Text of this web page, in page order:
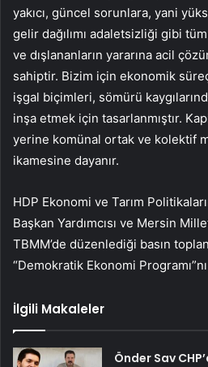
yakıcı, güncel sorunlara, yani
gelir dağılımı adaletsizliği gibi
ve dışlananların yararına acil
sahiptir. Bizim için ekonomik
işgal biçimleri, sömürü
inşa etmek için tasarlanmıştır.
yerine komünal ortak ve kolektif
ikamesine dayanır.
HDP Ekonomi ve Tarım
Başkan Yardımcısı ve Mersin
TBMM’de düzenlediği basın
“Demokratik Ekonomi Programı”nı
İlgili Makaleler
Önder Sav